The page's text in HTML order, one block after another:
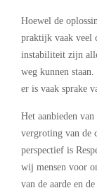
Hoewel de
praktijk vaak veel
instabiliteit zijn
weg kunnen
er is vaak sprake
Het aanbieden
vergroting van de
perspectief is
wij mensen voor
van de aarde en